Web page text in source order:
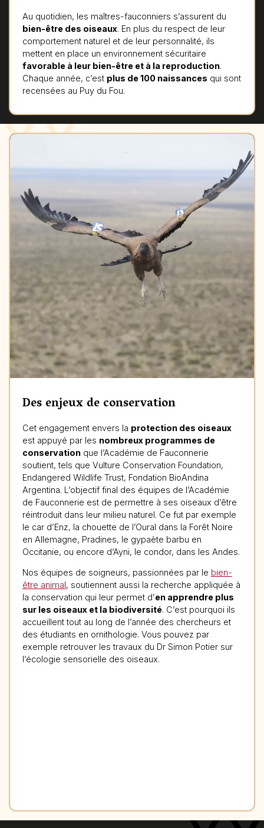
Au quotidien, les maîtres-fauconniers s’assurent du
bien-être des oiseaux. En plus du respect de leur
comportement naturel et de leur personnalité, ils
mettent en place un environnement sécuritaire
favorable à leur bien-être et à la reproduction.
Chaque année, c’est plus de 100 naissances qui sont
recensées au Puy du Fou.
Des enjeux de conservation
Cet engagement envers la protection des oiseaux
est appuyé par les nombreux programmes de
conservationque l’Académie de Fauconnerie
soutient, tels que Vulture Conservation Foundation,
Endangered Wildlife Trust, Fondation BioAndina
Argentina. L’objectif final des équipes de l’Académie
de Fauconnerie est de permettre à ses oiseaux d’être
réintroduit dans leur milieu naturel. Ce fut par exemple
le car d’Enz, la chouette de l’Oural dans la Forêt Noire
en Allemagne, Pradines, le gypaète barbu en
Occitanie, ou encore d’Ayni, le condor, dans les Andes.
Nos équipes de soigneurs, passionnées par le bien-
être animal, soutiennent aussi la recherche appliquée à
la conservation qui leur permet d’en apprendre plus
sur les oiseaux et la biodiversité. C’est pourquoi ils
accueillent tout au long de l’année des chercheurs et
des étudiants en ornithologie. Vous pouvez par
exemple retrouver les travaux du Dr Simon Potier sur
l’écologie sensorielle des oiseaux.